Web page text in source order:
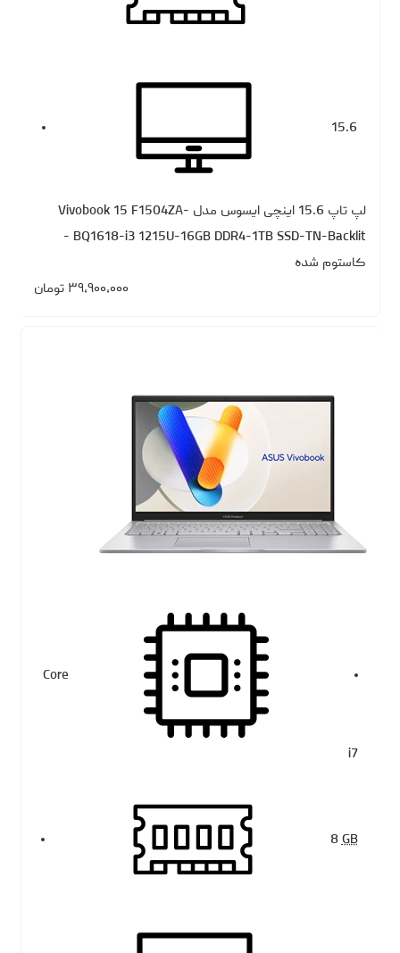
15.6
لپ تاپ 15.6 اینچی ایسوس مدل Vivobook 15 F1504ZA-
BQ1618-i3 1215U-16GB DDR4-1TB SSD-TN-Backlit -
کاستوم شده
۳۹،۹۰۰،۰۰۰ تومان
Core
i7
8GB